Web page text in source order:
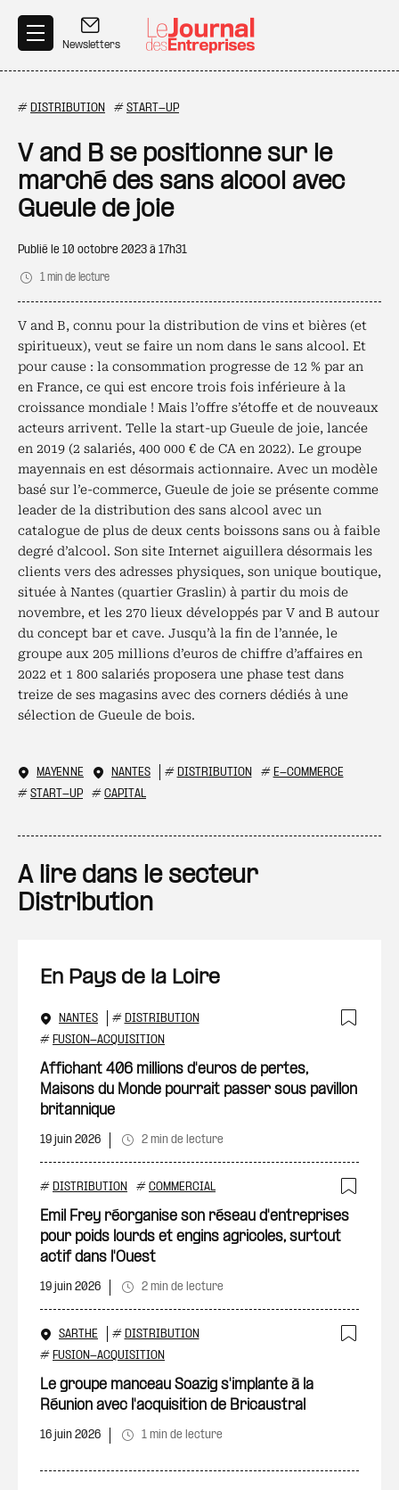
Newsletters
# DISTRIBUTION # START-UP
V and B se positionne sur le
marché des sans alcool avec
Gueule de joie
Publié le 10 octobre 2023 à 17h31
1 min de lecture
V and B, connu pour la distribution de vins et bières (et
spiritueux), veut se faire un nom dans le sans alcool. Et
pour cause : la consommation progresse de 12 % par an
en France, ce qui est encore trois fois inférieure à la
croissance mondiale ! Mais l’offre s’étoffe et de nouveaux
acteurs arrivent. Telle la start-up Gueule de joie, lancée
en 2019 (2 salariés, 400 000 € de CA en 2022). Le groupe
mayennais en est désormais actionnaire. Avec un modèle
basé sur l’e-commerce, Gueule de joie se présente comme
leader de la distribution des sans alcool avec un
catalogue de plus de deux cents boissons sans ou à faible
degré d’alcool. Son site Internet aiguillera désormais les
clients vers des adresses physiques, son unique boutique,
située à Nantes (quartier Graslin) à partir du mois de
novembre, et les 270 lieux développés par V and B autour
du concept bar et cave. Jusqu’à la fin de l’année, le
groupe aux 205 millions d’euros de chiffre d’affaires en
2022 et 1 800 salariés proposera une phase test dans
treize de ses magasins avec des corners dédiés à une
sélection de Gueule de bois.
MAYENNE NANTES # DISTRIBUTION # E-COMMERCE
# START-UP # CAPITAL
A lire dans le secteur
Distribution
En Pays de la Loire
NANTES # DISTRIBUTION
# FUSION-ACQUISITION
Affichant 406 millions d'euros de pertes,
Maisons du Monde pourrait passer sous pavillon
britannique
19 juin 2026 2 min de lecture
# DISTRIBUTION # COMMERCIAL
Emil Frey réorganise son réseau d'entreprises
pour poids lourds et engins agricoles, surtout
actif dans l'Ouest
19 juin 2026 2 min de lecture
SARTHE # DISTRIBUTION
# FUSION-ACQUISITION
Le groupe manceau Soazig s'implante à la
Réunion avec l'acquisition de Bricaustral
16 juin 2026 1 min de lecture